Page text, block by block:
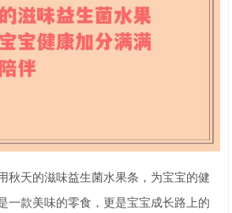
秋天的滋味益生菌水果条，为宝宝的健
一款美味的零食，更是宝宝成长路上的